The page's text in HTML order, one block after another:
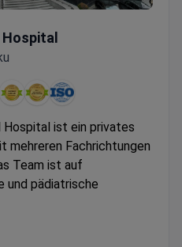
ist ein privates
mehreren Fachrichtungen
Team ist auf
und pädiatrische
Es ist das erste Zentrum
Operationen